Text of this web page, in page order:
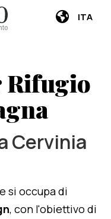
ITA
Rifugio
Cervinia
si occupa di
, con l'obiettivo di